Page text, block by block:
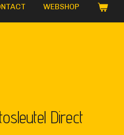
WEBSHOP
Direct